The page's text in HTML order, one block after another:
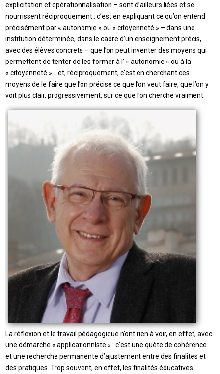
explicitation et opérationnalisation – sont d’ailleurs liées et se
nourrissent réciproquement : c’est en expliquant ce qu’on entend
précisément par « autonomie » ou « citoyenneté » – dans une
institution déterminée, dans le cadre d’un enseignement précis,
avec des élèves concrets – que l’on peut inventer des moyens qui
permettent de tenter de les former à l’ « autonomie » ou à la
« citoyenneté »… et, réciproquement, c’est en cherchant ces
moyens de le faire que l’on précise ce que l’on veut faire, que l’on y
voit plus clair, progressivement, sur ce que l’on cherche vraiment.
La réflexion et le travail pédagogique n’ont rien à voir, en effet, avec
une démarche « applicationniste » : c’est une quête de cohérence
et une recherche permanente d’ajustement entre des finalités et
des pratiques. Trop souvent, en effet, les finalités éducatives